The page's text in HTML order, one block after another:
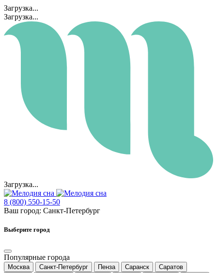
Загрузка...
Загрузка...
Загрузка...
8 (800) 550-15-50
Ваш город: Санкт-Петербург
Выберите город
Популярные города
Москва Санкт-Петербург Пенза Саранск
Саратов